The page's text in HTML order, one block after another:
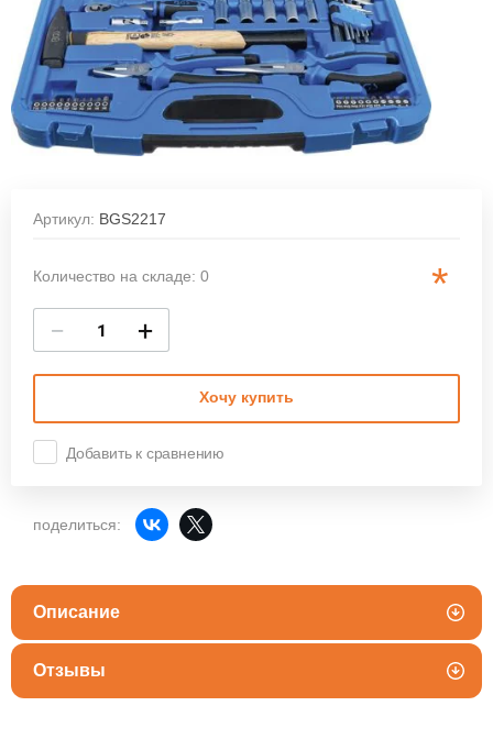
Артикул: BGS2217
Количество на складе: 0 *
− +
Хочу купить
Добавить к сравнению
поделиться:
Описание
Отзывы